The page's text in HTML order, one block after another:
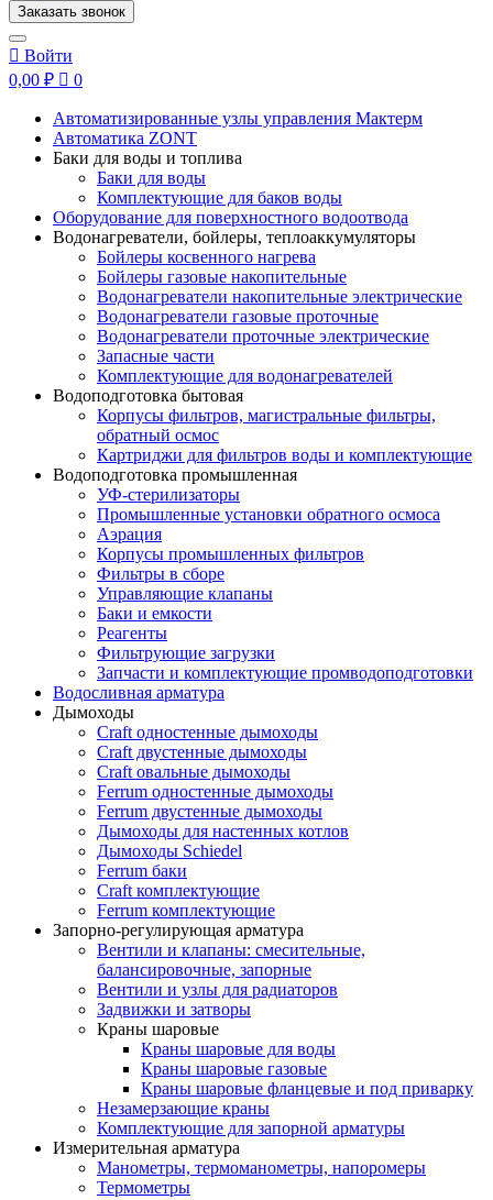
Заказать звонок
 Войти
0,00 ₽  0
Автоматизированные узлы управления Мактерм
Автоматика ZONT
Баки для воды и топлива
Баки для воды
Комплектующие для баков воды
Оборудование для поверхностного водоотвода
Водонагреватели, бойлеры, теплоаккумуляторы
Бойлеры косвенного нагрева
Бойлеры газовые накопительные
Водонагреватели накопительные электрические
Водонагреватели газовые проточные
Водонагреватели проточные электрические
Запасные части
Комплектующие для водонагревателей
Водоподготовка бытовая
Корпусы фильтров, магистральные фильтры,
обратный осмос
Картриджи для фильтров воды и комплектующие
Водоподготовка промышленная
УФ-стерилизаторы
Промышленные установки обратного осмоса
Аэрация
Корпусы промышленных фильтров
Фильтры в сборе
Управляющие клапаны
Баки и емкости
Реагенты
Фильтрующие загрузки
Запчасти и комплектующие промводоподготовки
Водосливная арматура
Дымоходы
Craft одностенные дымоходы
Craft двустенные дымоходы
Craft овальные дымоходы
Ferrum одностенные дымоходы
Ferrum двустенные дымоходы
Дымоходы для настенных котлов
Дымоходы Schiedel
Ferrum баки
Craft комплектующие
Ferrum комплектующие
Запорно-регулирующая арматура
Вентили и клапаны: смесительные,
балансировочные, запорные
Вентили и узлы для радиаторов
Задвижки и затворы
Краны шаровые
Краны шаровые для воды
Краны шаровые газовые
Краны шаровые фланцевые и под приварку
Незамерзающие краны
Комплектующие для запорной арматуры
Измерительная арматура
Манометры, термоманометры, напоромеры
Термометры